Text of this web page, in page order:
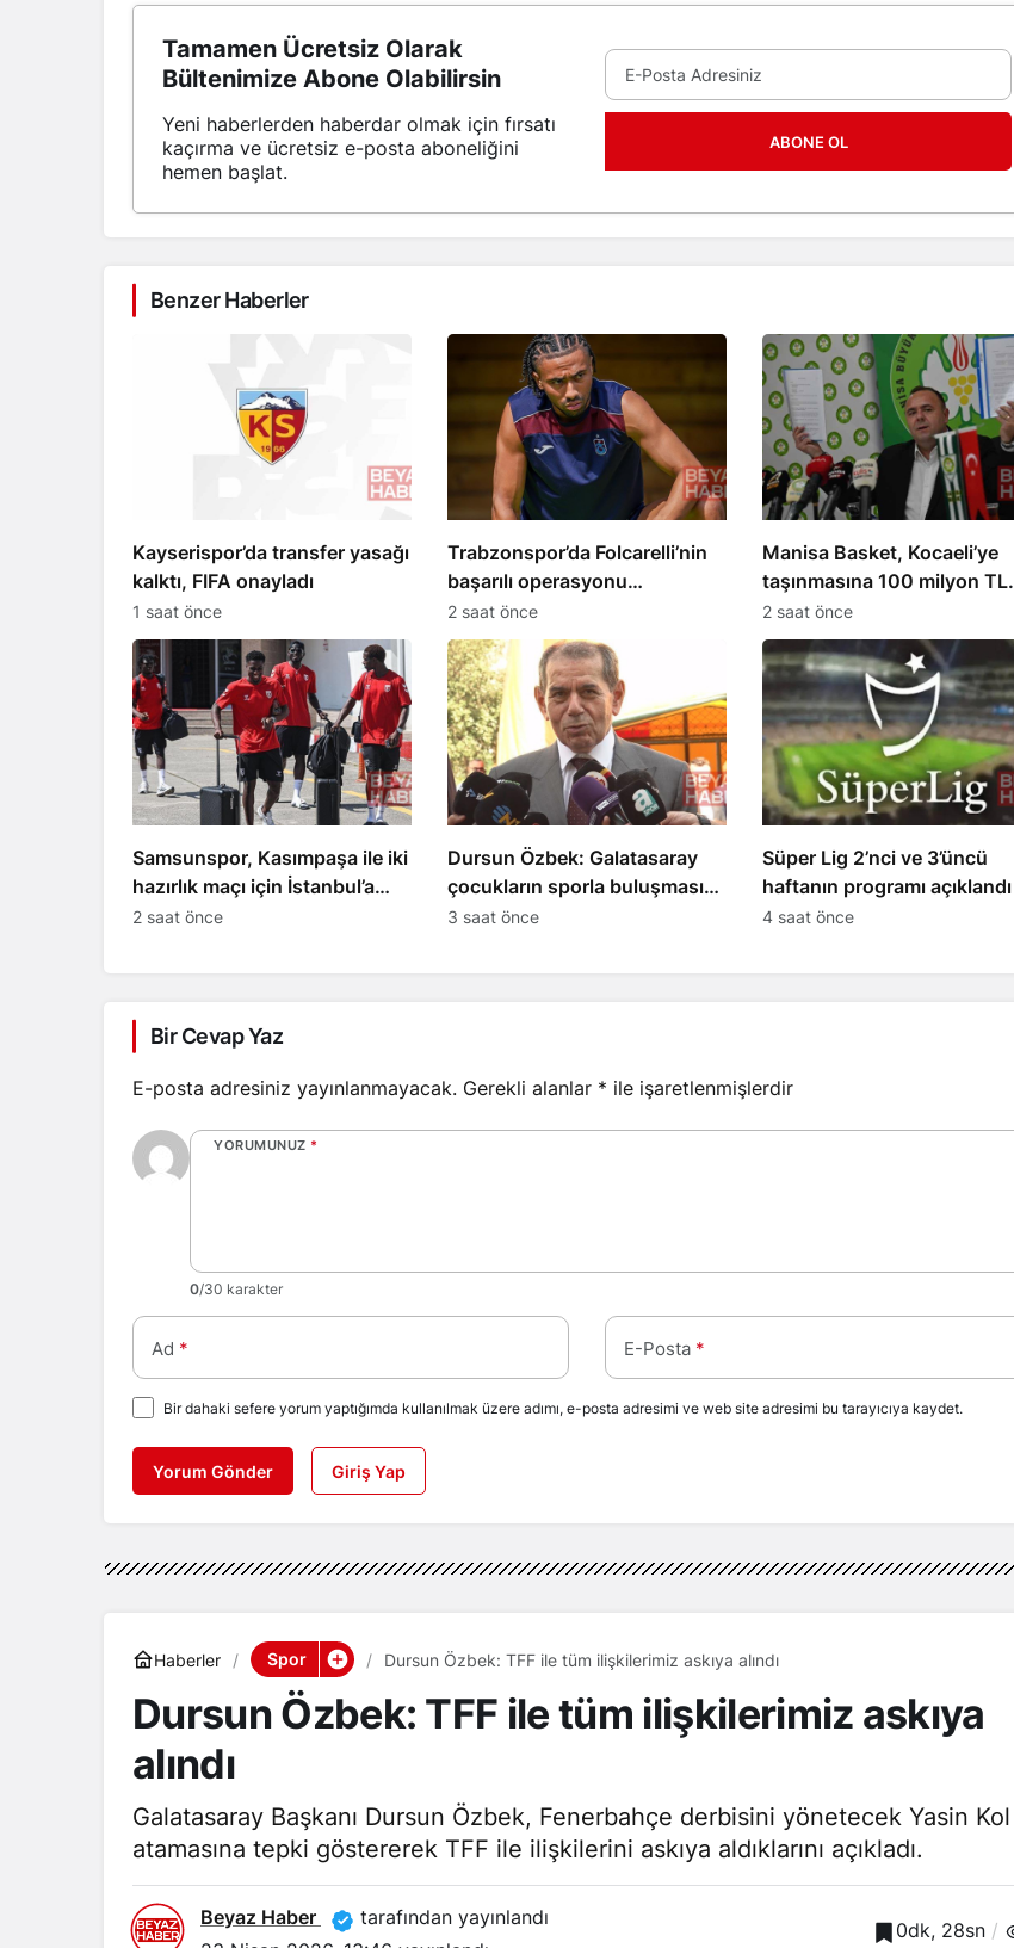
Tamamen Ücretsiz Olarak
Bültenimize Abone Olabilirsin
Yeni haberlerden haberdar olmak için fırsatı
kaçırma ve ücretsiz e-posta aboneliğini
hemen başlat.
ABONE OL
Benzer Haberler
Kayserispor’da transfer yasağı
kalktı, FIFA onayladı
1 saat önce
Trabzonspor’da Folcarelli’nin
başarılı operasyonu
gerçekleştirildi
2 saat önce
Manisa Basket, Kocaeli’ye
taşınmasına 100 milyon TL
tazminat davası açtı
2 saat önce
Samsunspor, Kasımpaşa ile iki
hazırlık maçı için İstanbul’a
gitti
2 saat önce
Dursun Özbek: Galatasaray
çocukların sporla buluşması
için çalışıyor
3 saat önce
Süper Lig 2’nci ve 3’üncü
haftanın programı açıklandı
4 saat önce
Bir Cevap Yaz
E-posta adresiniz yayınlanmayacak. Gerekli alanlar * ile işaretlenmişlerdir
YORUMUNUZ *
0/30 karakter
Ad * E-Posta *
Bir dahaki sefere yorum yaptığımda kullanılmak üzere adımı, e-posta adresimi ve web site adresimi bu tarayıcıya kaydet.
Yorum Gönder Giriş Yap
Haberler Spor Dursun Özbek: TFF ile tüm ilişkilerimiz askıya alındı
Dursun Özbek: TFF ile tüm ilişkilerimiz askıya
alındı
Galatasaray Başkanı Dursun Özbek, Fenerbahçe derbisini yönetecek Yasin Kol
atamasına tepki göstererek TFF ile ilişkilerini askıya aldıklarını açıkladı.
Beyaz Haber
tarafından yayınlandı
0dk, 28sn